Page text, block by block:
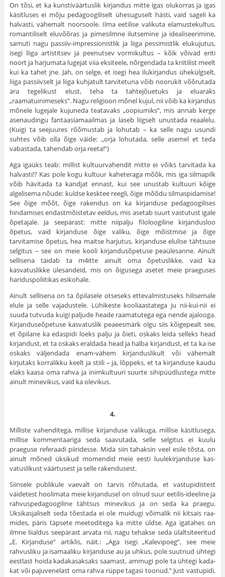
On tõsi, et ka kunstiväärtuslik kirjandus mitte igas olukorras ja igas
käsitluses ei mõju pedagoogiliselt ühesuguselt hästi, vaid sageli ka
halvasti, vähemalt noorsoole. Ilma eetilise valikuta elamustekul­tus,
romantiliselt eluvõõras ja pimesilmne ilutsemine ja idealiseeri­mine,
samuti nagu passiiv-impressionistlik ja liiga pessimistlik elu­kujutus,
isegi liiga artistitsev ja peenutsev vormikultus – kõik võivad eriti
noort ja harjumata lugejat viia eksiteele, nõrgendada ta kriiti­list meelt
kui ka tahet jne. Jah, on selge, et isegi hea ilukirjandus ühekülgselt,
liiga passiivselt ja liiga kuhjatult tarvitetuna võib noorukit võõrutada
ära tegelikust elust, teha ta tahtejõuetuks ja eluaraks
„raamatuinimeseks”. Nagu religioon mõnel kujul, nii võib ka kirjandus
mõnele lugejale kujuneda teatavaks „oopiumiks”, mis annab kerge
asenaudingu fantaasiamaailmas ja laseb liigselt unustada reaalelu.
(Kuigi ta seejuures rõõmustab ja lohutab – ka selle nagu usundi
suhtes võib olla õige väide: „orja lohutada, selle asemel et teda
vabastada, tähendab orja reeta!”)
Aga igaüks teab: millist kultuurvahendit mitte ei võiks tarvitada ka
halvasti!? Kas pole kogu kultuur kaheteraga mõõk, mis iga silmapilk
võib hävitada ta kandjat ennast, kui see unustab kul­tuuri kõige
algelisema nõude: kuldse kesktee reegli, õige mõõdu silmaspidamise!
See õige mõõt, õige rakendus on ka kirjanduse pedagoogilises
hindamises endastmõistetav eeldus, mis asetab suurt vastutust igale
õpetajale. Ja seepärast: mitte niipalju filo­loogiline kirjandusloo
õpetus, vaid kirjanduse õige valiku, õige mõistmise ja õige
tarvitamise õpetus, hea maitse harjutus, kir­janduse elulise tähtsuse
selgitus – see on meie kooli kirjandusõpetuse peaülesanne. Ainult
sellisena täidab ta m4itte ainult oma õpetuslikke, vaid ka
kasvatuslikke ülesandeid, mis on õigusega asetet meie praeguses
hariduspoliitikas esikohale.
Ainult sellisena on ta õpilasele otseseks ettevalmistuseks hilise­male
elule ja selle vajadustele. Lühikeste kooliaastatega ju nii-kui-nii ei
suuda tutvuda kuigi paljude heade raamatutega ega nende aja­looga.
Kirjanduseõpetuse kasvatuslik peaeesmärk olgu siis kõige­pealt see,
et õpilane ka edaspidi loeks palju ja õieti, oskaks leida sel­leks head
kirjandust, et ta oskaks eraldada head ja halba kir­jandust, et ta ka ise
oskaks väljendada enam-vähem kirjanduslikult või vähemalt
kirjutaks korralikku keelt ja stiili – ja, lõppeks, et ta kirjanduse kaudu
elaks kaasa oma rahva ja inimkultuuri suurte sihipüüdlustega mitte
ainult minevikus, vaid ka olevikus.
4.
Milliste vahenditega, millise kirjanduse valikuga, millise käsit­lusega,
millise kommentaariga seda saavutada, selle selgitus ei kuulu
praeguse referaadi piiridesse. Mida siin tahaksin veel esile tõsta, on
ainult mõned üksikud momendid meie eesti luulekirjanduse kas­
vatuslikust väärtusest ja selle rakendusest.
Siinsele publikule vaevalt on tarvis rõhutada, et vastupidistest
väidetest hoolimata meie kirjandusel on olnud suur eetilis-ideeline ja
rahvuspedagoogiline tähtsus minevikus ja on seda ka praegu.
Üksikasjaliselt seda tõestada ei ole muidugi võimalik nii kitsais raa­
mides, päris täpsete meetoditega ka mitte üldse. Aga igatahes on
ilmne liialdus seepärast arvata nii, nagu tehakse seda ülaltsiteeritud
„E. Kirjanduse” artiklis, näit.: „Aga isegi „Kalevipoeg”, see meie
rahvusliku ja isamaaliku kirjanduse au ja uhkus, pole suutnud ühtegi
eestlast hoida kadakasaksaks saamast, ammugi pole ta ühtegi kada­
kat või pajuvenelast oma rahva rüppe tagasi toonud.” Just vastu­pidi,